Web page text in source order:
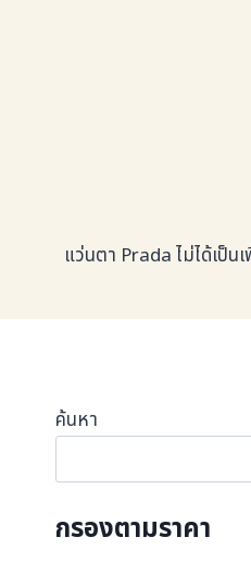
แว่นตา Prada ไม่ได้เป็
ค้นหา
กรองตามราคา